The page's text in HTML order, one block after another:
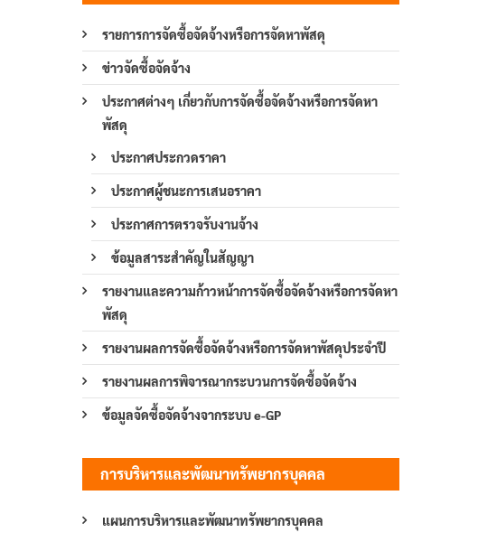
รายการการจัดซื้อจัดจ้างหรือการจัดหาพัสดุ
ข่าวจัดซื้อจัดจ้าง
ประกาศต่างๆ เกี่ยวกับการจัดซื้อจัดจ้างหรือการจัดหา
พัสดุ
ประกาศประกวดราคา
ประกาศผู้ชนะการเสนอราคา
ประกาศการตรวจรับงานจ้าง
ข้อมูลสาระสำคัญในสัญญา
รายงานและความก้าวหน้าการจัดซื้อจัดจ้างหรือการจัดหา
พัสดุ
รายงานผลการจัดซื้อจัดจ้างหรือการจัดหาพัสดุประจำปี
รายงานผลการพิจารณากระบวนการจัดซื้อจัดจ้าง
ข้อมูลจัดซื้อจัดจ้างจากระบบ e-GP
การบริหารและพัฒนาทรัพยากรบุคคล
แผนการบริหารและพัฒนาทรัพยากรบุคคล